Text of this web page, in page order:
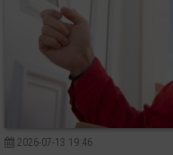
2026-07-13 19:46